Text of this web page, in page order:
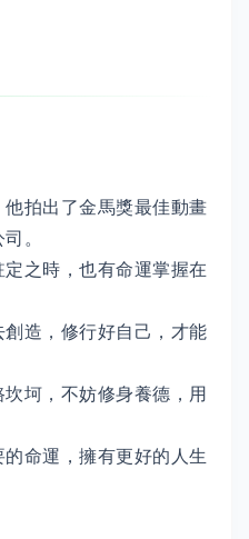
拍出了金馬獎最佳動畫
。
之時，也有命運掌握在
造，修行好自己，才能
坷，不妨修身養德，用
命運，擁有更好的人生